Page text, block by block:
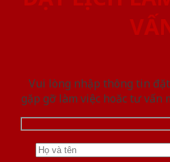
Vui lòng nhập thông tin
gặp gỡ làm việc hoăc tư vấn